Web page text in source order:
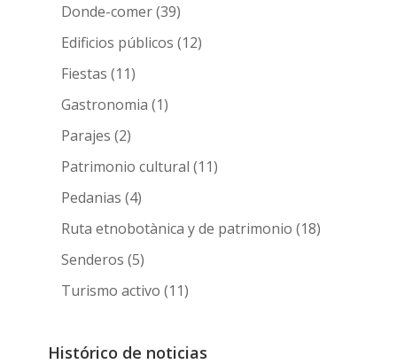
Donde-comer(39)
Edificios públicos (12)
Fiestas (11)
Gastronomia (1)
Parajes (2)
Patrimonio cultural (11)
Pedanias (4)
Ruta etnobotànica y de patrimonio (18)
Senderos (5)
Turismo activo (11)
Histórico de noticias